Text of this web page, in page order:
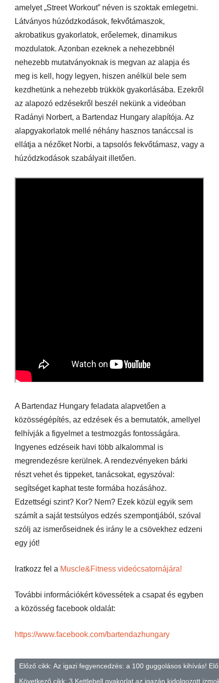
amelyet „Street Workout” néven is szoktak emlegetni.
Látványos húzódzkodások, fekvőtámaszok,
akrobatikus gyakorlatok, erőelemek, dinamikus
mozdulatok. Azonban ezeknek a nehezebbnél
nehezebb mutatványoknak is megvan az alapja és
meg is kell, hogy legyen, hiszen anélkül bele sem
kezdhetünk a nehezebb trükkök gyakorlásába. Ezekről
az alapozó edzésekről beszél nekünk a videóban
Radányi Norbert, a Bartendaz Hungary alapítója. Az
alapgyakorlatok mellé néhány hasznos tanáccsal is
ellátja a nézőket Norbi, a tapsolós fekvőtámasz, vagy a
húzódzkodások szabályait illetően.
A Bartendaz Hungary feladata alapvetően a
közösségépítés, az edzések és a bemutatók, amellyel
felhívják a figyelmet a testmozgás fontosságára.
Ingyenes edzéseik havi több alkalommal is
megrendezésre kerülnek. A rendezvényeken bárki
részt vehet és tippeket, tanácsokat, egyszóval:
segítséget kaphat teste formába hozásához.
Edzettségi szint? Kor? Nem? Ezek közül egyik sem
számít a saját testsúlyos edzés szempontjából, szóval
szólj az ismerőseidnek és irány le a csövekhez edzeni
egy jót!
Iratkozz fel a Muscle&Fitness videócsatornájára!
További információkért kövessétek a csapat és egyben
a közösség facebook oldalát:
https://www.facebook.com/bartendazhungary
Előző cikk: Az igazi fegyencedzés: a 100 guggolásos kihívás!
Következő cikk: 3 Kettlebell gyakorlat az igazán kidolgozott